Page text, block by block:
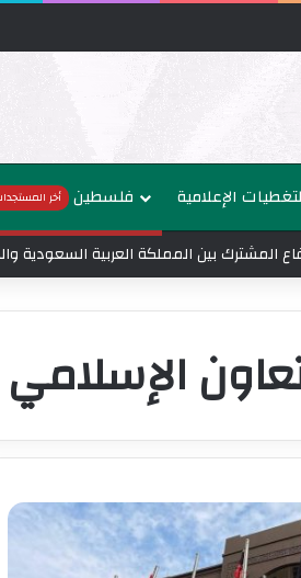
فلسطين أخر الإعلامية
المشترك بين المملكة العربية السعودية
الإسلامي